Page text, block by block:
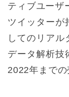
ティブユーザ
ツイッターが
してのリア
データ解析技
2022年までの